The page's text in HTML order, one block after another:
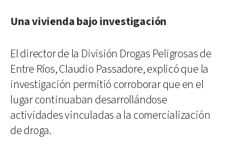
Una vivienda bajo investigación
El director de la División Drogas Peligrosas de
Entre Ríos, Claudio Passadore, explicó que la
investigación permitió corroborar que en el
lugar continuaban desarrollándose
actividades vinculadas a la comercialización
de droga.